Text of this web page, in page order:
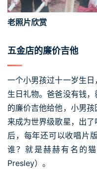
老照片欣赏
五金店的廉价吉他
一个小男孩过十一岁生
生日礼物。爸爸没有钱
的廉价吉他给他，小男
来成为世界级歌星，出
后，每年还可以收唱片
谁？就是赫赫有名的
Presley）。